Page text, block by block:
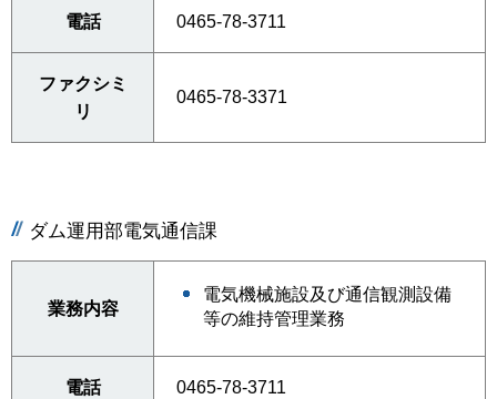
電話 0465-78-3711
ファクシミ
リ
0465-78-3371
ダム運用部電気通信課
業務内容
電気機械施設及び通信観測設備
等の維持管理業務
電話 0465-78-3711